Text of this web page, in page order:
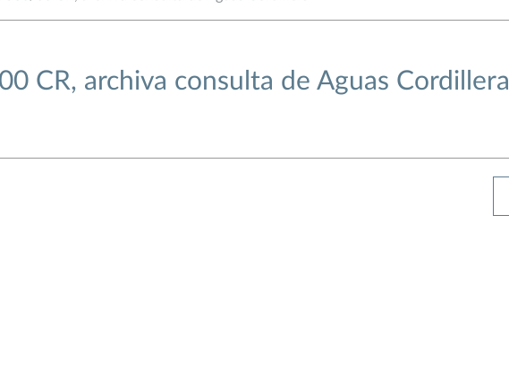
CR, archiva consulta de Aguas Cordillera